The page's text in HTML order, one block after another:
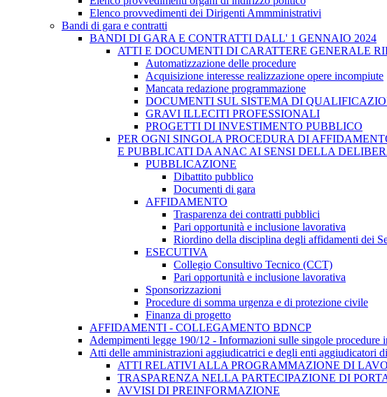
Elenco provvedimenti dei Dirigenti Ammministrativi
Bandi di gara e contratti
BANDI DI GARA E CONTRATTI DALL' 1 GENNAIO 2024
ATTI E DOCUMENTI DI CARATTERE GENERALE
Automatizzazione delle procedure
Acquisizione interesse realizzazione opere incompiute
Mancata redazione programmazione
DOCUMENTI SUL SISTEMA DI
GRAVI ILLECITI PROFESSIONALI
PROGETTI DI INVESTIMENTO PUBBLICO
PER OGNI SINGOLA PROCEDURA DI
E PUBBLICATI DA ANAC AI SENSI DELLA
PUBBLICAZIONE
Dibattito pubblico
Documenti di gara
AFFIDAMENTO
Trasparenza dei contratti pubblici
Pari opportunità e inclusione lavorativa
Riordino della disciplina degli affidamenti dei
ESECUTIVA
Collegio Consultivo Tecnico (CCT)
Pari opportunità e inclusione lavorativa
Sponsorizzazioni
Procedure di somma urgenza e di protezione civile
Finanza di progetto
AFFIDAMENTI - COLLEGAMENTO BDNCP
Adempimenti legge 190/12 - Informazioni sulle singole procedure
Atti delle amministrazioni aggiudicatrici e degli enti aggiudicatori
ATTI RELATIVI ALLA PROGRAMMAZIONE DI
TRASPARENZA NELLA PARTECIPAZIONE DI
AVVISI DI PREINFORMAZIONE